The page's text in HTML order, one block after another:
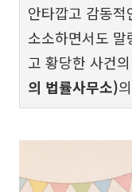
안타깝고 감동적
소소하면서도
고 황당한 사건
의 법률사무소)